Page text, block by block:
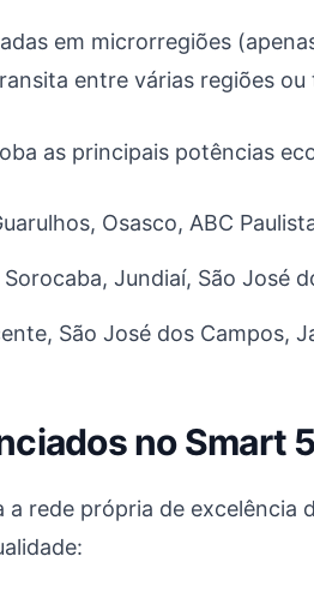
em microrregiões
entre várias regiões
as principais potências
Osasco, ABC
Jundiaí, São José
São José dos Campos,
no Smart
rede própria de